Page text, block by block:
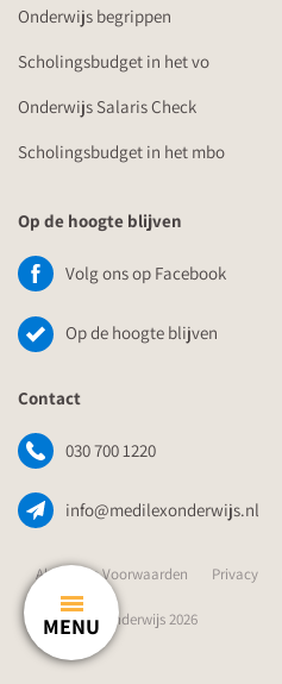
Onderwijs begrippen
Scholingsbudget in het vo
Onderwijs Salaris Check
Scholingsbudget in het mbo
Op de hoogte blijven
Volg ons op Facebook
Op de hoogte blijven
Contact
030 700 1220
info@medilexonderwijs.nl
Algemene Voorwaarden Privacy
© Medilex Onderwijs 2026
MENU